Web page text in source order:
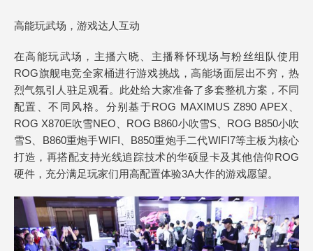
高能玩武场，游戏达人互动
在高能玩武场，主播六晓、主播释怀现场与粉丝组队使用
ROG旗舰电竞全家桶进行游戏挑战，高能场面层出不穷，热
烈气氛引人驻足观看。此处给大家准备了多套整机方案，不同
配置、不同风格。分别基于ROG MAXIMUS Z890 APEX、
ROG X870E吹雪NEO、ROG B860小吹雪S、ROG B850小吹
雪S、B860重炮手WIFI、B850重炮手二代WIFI7等主板为核心
打造，再搭配支持光线追踪技术的华硕显卡及其他信仰ROG
硬件，充分满足玩家们用高配置体验3A大作的游戏愿望。